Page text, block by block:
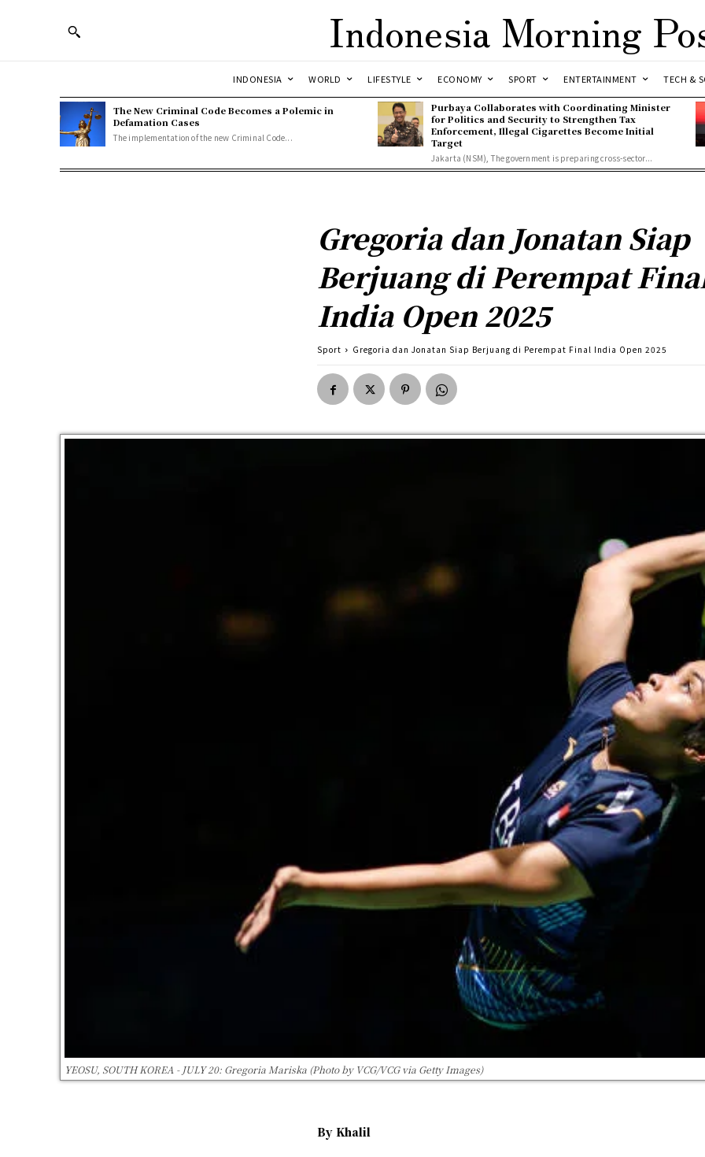
Indonesia Morning
INDONESIA WORLD LIFESTYLE ECONOMY SPORT ENTERTAINMENT TECH &
The New Criminal Code Becomes a Polemic in
Defamation Cases
The implementation of the new Criminal Code...
Purbaya Collaborates with Coordinating Minister
for Politics and Security to Strengthen Tax
Enforcement, Illegal Cigarettes Become Initial
Target
Jakarta (NSM), The government is preparing cross-sector...
Gregoria dan Jonatan Siap
Berjuang di Perempat
India Open 2025
Sport Gregoria dan Jonatan Siap Berjuang di Perempat Final India Open 2025
YEOSU, SOUTH KOREA - JULY 20: Gregoria Mariska (Photo by VCG/VCG via Getty Images)
By Khalil